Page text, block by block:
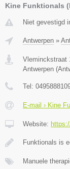
Kine Funktionals
Niet gevestigd
Antwerpen »
Vleminckstraat
Antwerpen (
Tel:
E-mail › Kine
Website:
Funktionals is
Manuele